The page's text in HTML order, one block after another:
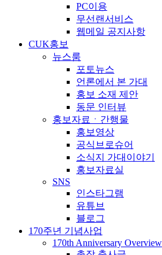
PC이용
무선랜서비스
웹메일 공지사항
CUK홍보
뉴스룸
포토뉴스
언론에서 본 가대
홍보 소재 제안
동문 인터뷰
홍보자료ㆍ간행물
홍보영상
공식브로슈어
소식지 가대이야기
홍보자료실
SNS
인스타그램
유튜브
블로그
170주년 기념사업
170th Anniversary Overview